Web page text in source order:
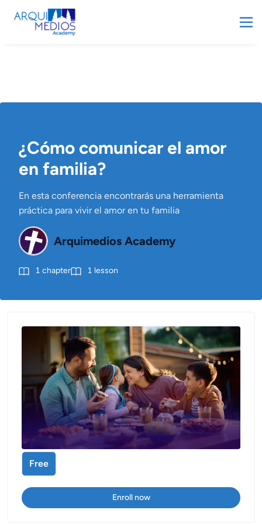
¿Cómo comunicar el amor
en familia?
En esta conferencia encontrarás una herramienta
práctica para vivir el amor en tu familia
Arquimedios Academy
1 chapter 1 lesson
Free
Enroll now